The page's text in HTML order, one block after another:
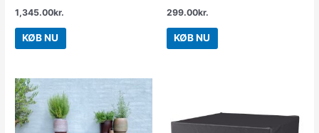
1,345.00kr.
KØB NU
299.00kr.
KØB NU